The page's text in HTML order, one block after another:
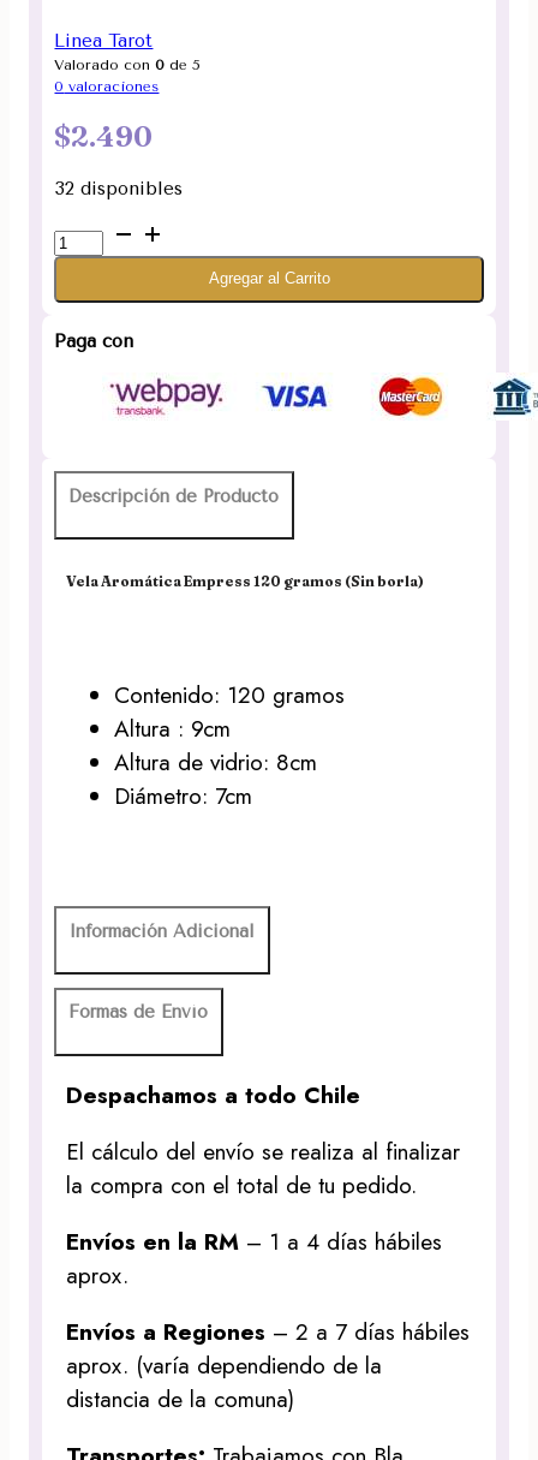
Linea Tarot
Valorado con0 de 5
0 valoraciones
$2.490
32 disponibles
Vela
Aromática
gramos
cantidad
Agregar al Carrito
Paga con
Descripción de Producto
Vela Aromática Empress 120 gramos (Sin borla)
Contenido: 120 gramos
Altura : 9cm
Altura de vidrio: 8cm
Diámetro: 7cm
Información Adicional
Formas de Envío
Despachamos a todo Chile
El cálculo del envío se realiza al finalizar
la compra con el total de tu pedido.
Envíos en la RM – 1 a 4 días hábiles
aprox.
Envíos a Regiones – 2 a 7 días hábiles
aprox. (varía dependiendo de la
distancia de la comuna)